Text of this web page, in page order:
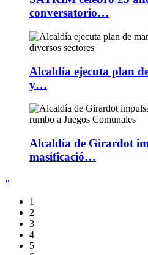
conversatorio…
Alcaldía ejecuta plan
y…
Alcaldía de Girardot
masificació…
«
1
2
3
4
5